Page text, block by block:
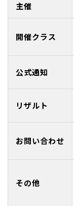
主催
開催クラス
公式通知
リザルト
お問い合わせ
その他